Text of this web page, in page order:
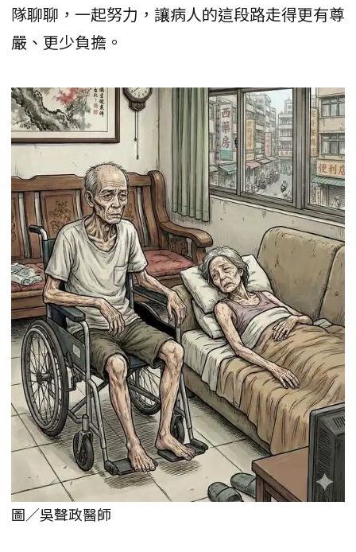
隊聊聊，一起努力，讓病人的這段路走得更有尊
嚴、更少負擔。
圖／吳聲政醫師